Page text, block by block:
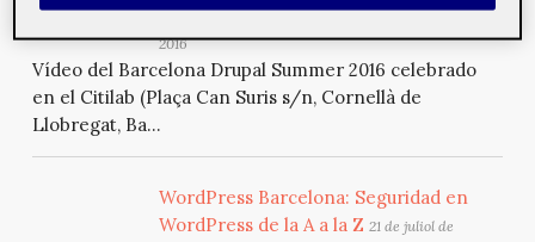
Migraciones en Drupal 8 20 d'octubre de
2016
Vídeo del Barcelona Drupal Summer 2016 celebrado
en el Citilab (Plaça Can Suris s/n, Cornellà de
Llobregat, Ba...
WordPress Barcelona: Seguridad en
WordPress de la A a la Z 21 de juliol de